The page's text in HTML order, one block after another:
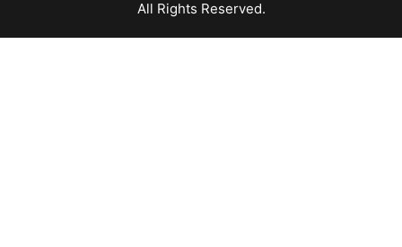
All Rights Reserved.